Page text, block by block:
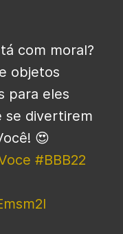
com moral?
objetos
para eles
se divertirem
😍
#BBB22